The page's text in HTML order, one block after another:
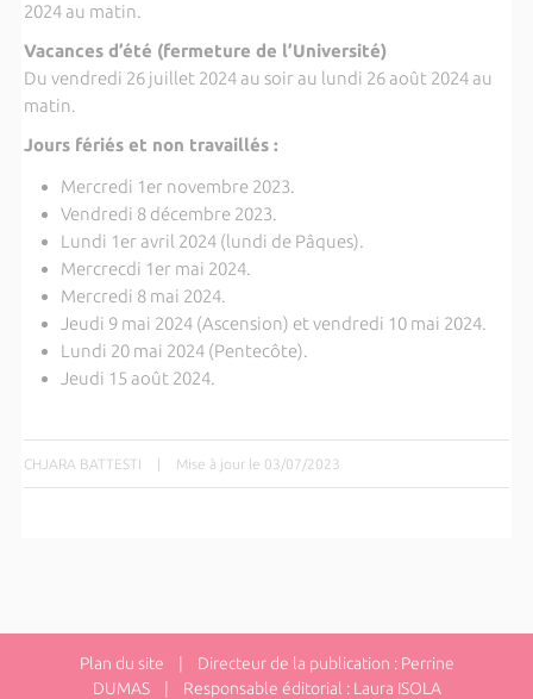
2024 au matin.
Vacances d’été (fermeture de l’Université)
Du vendredi 26 juillet 2024 au soir au lundi 26 août 2024 au
matin.
Jours fériés et non travaillés :
Mercredi 1er novembre 2023.
Vendredi 8 décembre 2023.
Lundi 1er avril 2024 (lundi de Pâques).
Mercrecdi 1er mai 2024.
Mercredi 8 mai 2024.
Jeudi 9 mai 2024 (Ascension) et vendredi 10 mai 2024.
Lundi 20 mai 2024 (Pentecôte).
Jeudi 15 août 2024.
CHJARA BATTESTI | Mise à jour le 03/07/2023
Plan du site | Directeur de la publication : Perrine
DUMAS | Responsable éditorial : Laura ISOLA